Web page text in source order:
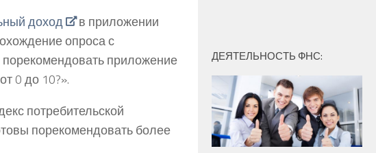
доход
в приложении
опроса с
приложение
0 до 10?».
потребительской
порекомендовать более
ДЕЯТЕЛЬНОСТЬ ФНС: